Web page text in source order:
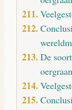
De
oergraan